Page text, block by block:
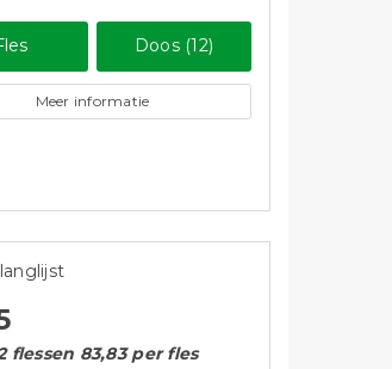
Doos (12)
Meer informatie
flessen 83,83 per fles